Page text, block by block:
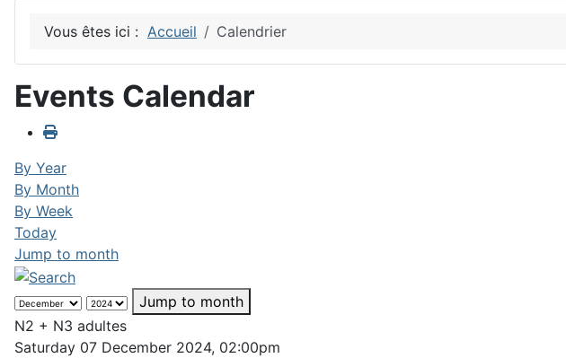
Vous êtes ici : Accueil Calendrier
Events Calendar
By Year
By Month
By Week
Today
Jump to month
Jump to month
N2 + N3 adultes
Saturday 07 December 2024, 02:00pm